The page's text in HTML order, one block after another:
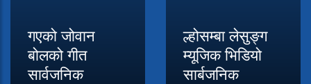
गएको जोवान
बोलको गीत
सार्वजनिक
ल्होसम्बा लेसुङ्ग
म्यूजिक भिडियो
सार्बजनिक